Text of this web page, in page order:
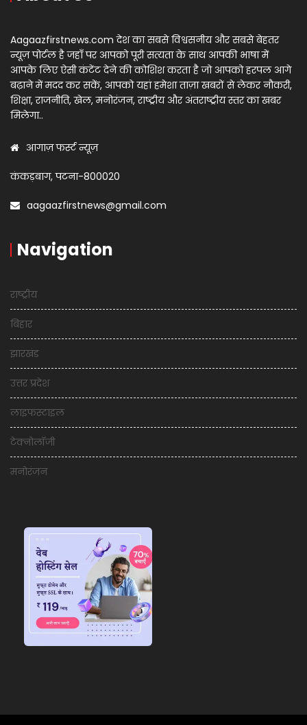
Aagaazfirstnews.com देश का सबसे विश्वसनीय और सबसे बेहतर
न्यूज़ पोर्टल है जहाँ पर आपको पूरी सत्यता के साथ आपकी भाषा में
आपके लिए ऐसी कंटेंट देने की कोशिश करता है जो आपको हरपल आगे
बढ़ाने में मदद कर सकें, आपको यहां हमेशा ताज़ा खबरों से लेकर नौकरी,
शिक्षा, राजनीति, खेल, मनोरंजन, राष्ट्रीय और अंतराष्ट्रीय स्तर का खबर
मिलेगा..
आगाज़ फर्स्ट न्यूज़
कंकड़बाग, पटना-800020
aagaazfirstnews@gmail.com
Navigation
राष्ट्रीय
बिहार
झारखंड
उत्तर प्रदेश
लाइफस्टाइल
टेक्नोलॉजी
मनोरंजन